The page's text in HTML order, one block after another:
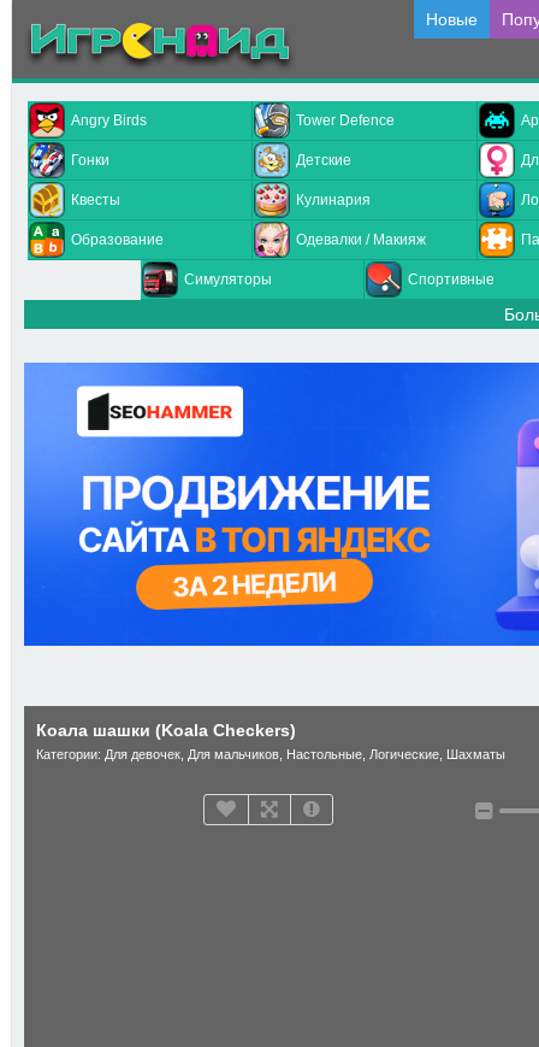
Новые
Angry Birds Tower Defence
Гонки Детские
Квесты Кулинария
Образование Одевалки / Макияж
Симуляторы Спортивные
Коала шашки (Koala Checkers)
Категории: Для девочек Для мальчиков Настольные Логические Шахматы